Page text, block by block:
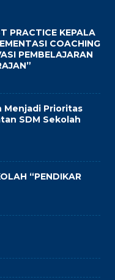
PRACTICE KEPALA
COACHING
PEMBELAJARAN
Menjadi Prioritas
SDM Sekolah
“PENDIKAR